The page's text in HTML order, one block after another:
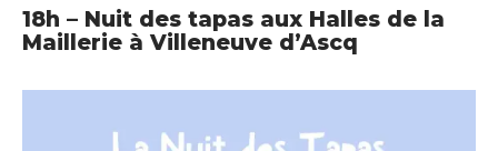
18h – Nuit des tapas aux Halles de la
Maillerie à Villeneuve d’Ascq